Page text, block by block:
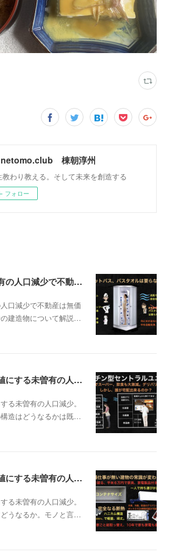
棟朝淳州
教わり教える。そして未来を創造する
フォロー
一昨日の解説で未曽有の人口減少で不動産は無価値、昨日はそうなった時の建造物について解説、今日からはその設備について解説をして行く。
口減少で不動産は無価
建造物について解説…
日本の不動産を無価値にする未曽有の人口減少。ではこれからの建築物の構造はどうなるかは既に解説した。今はその内部の内容。その1
る未曽有の人口減少。
造はどうなるかは既…
日本の不動産を無価値にする未曽有の人口減少。ではこれからの建築物はどうなるか。
る未曽有の人口減少。
うなるか。モノと言…